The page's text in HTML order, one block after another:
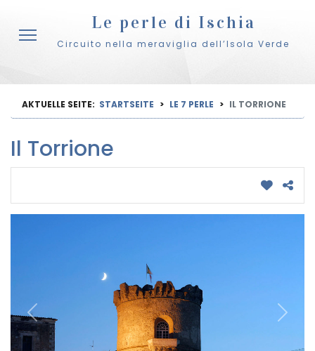
Le perle di Ischia
Circuito nella meraviglia dell’Isola Verde
AKTUELLE SEITE: STARTSEITE LE 7 PERLE IL TORRIONE
Il Torrione
Zurück Weiter